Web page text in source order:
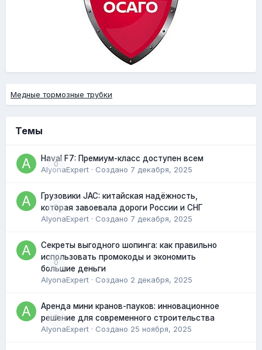
Медные тормозные трубки
Темы
0
Haval F7: Премиум-класс доступен всем
AlyonaExpert · Создано 7 декабря, 2025
0
Грузовики JAC: китайская надёжность,
которая завоевала дороги России и СНГ
AlyonaExpert · Создано 7 декабря, 2025
0
Секреты выгодного шопинга: как правильно
использовать промокоды и экономить
большие деньги
AlyonaExpert · Создано 2 декабря, 2025
0
Аренда мини кранов-пауков: инновационное
решение для современного строительства
AlyonaExpert · Создано 25 ноября, 2025